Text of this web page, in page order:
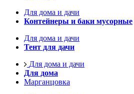
Для дома и дачи
Контейнеры и баки мусорные
Для дома и дачи
Тент для дачи
Для дома и дачи
Для дома
Марганцовка